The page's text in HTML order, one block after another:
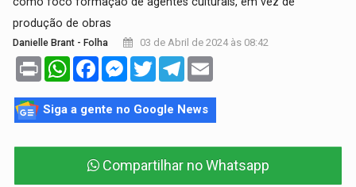
produção de obras
Danielle Brant - Folha 03 de Abril de 2024 às 08:42
Print WhatsAppFacebookMessenger
TwitterTelegram
Siga a gente no Google News
Compartilhar no Whatsapp